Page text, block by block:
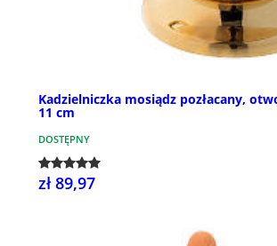
Kadzielniczka mosiądz pozłacany,
11 cm
DOSTĘPNY
zł 89,97